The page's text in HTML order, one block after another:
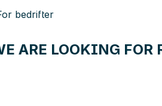
bedrifter
LOOKING FOR